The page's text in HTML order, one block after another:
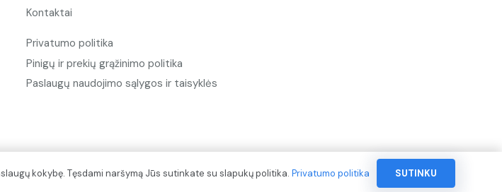
Kontaktai
Privatumo politika
Pinigų ir prekių grąžinimo politika
Paslaugų naudojimo sąlygos ir taisyklės
kokybę. Tęsdami naršymą Jūs sutinkate su slapukų politika. Privatumo politika SUTINKU